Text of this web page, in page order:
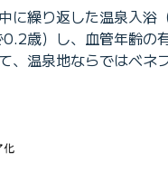
繰り返した温泉入浴
歳）し、血管年齢の
温泉地ならではベネ